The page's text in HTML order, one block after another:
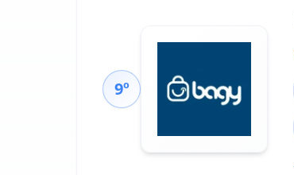
9º